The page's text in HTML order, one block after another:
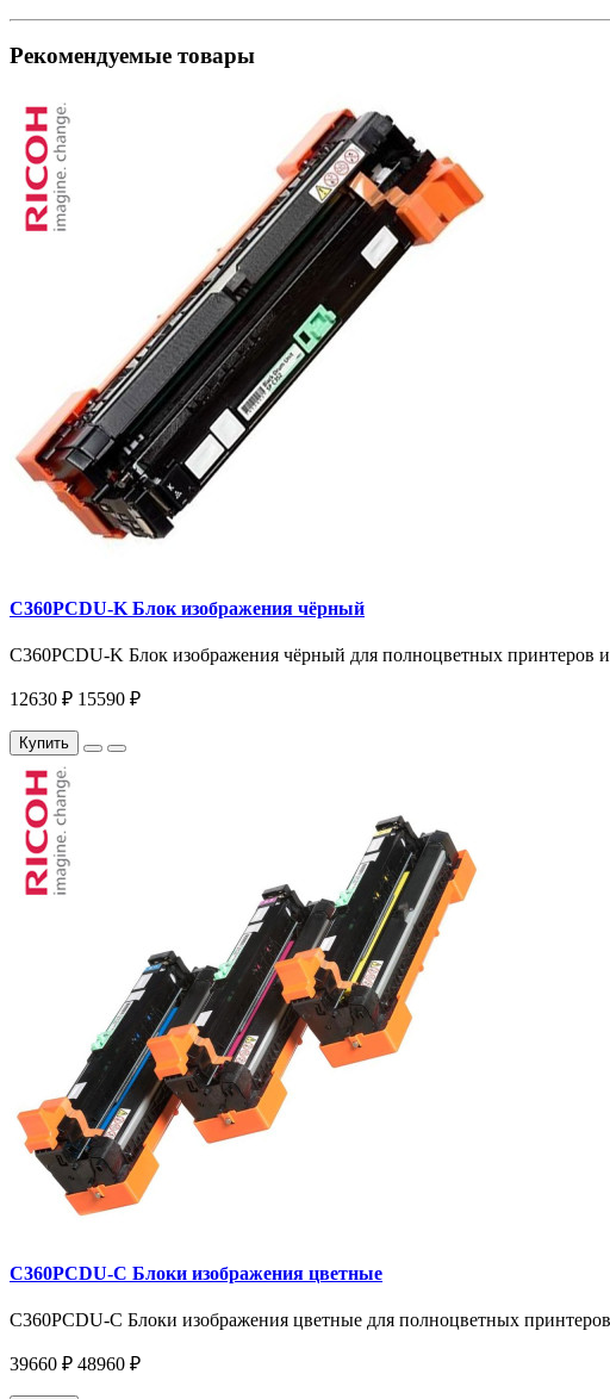
Рекомендуемые товары
C360PCDU-K Блок изображения чёрный
C360PCDU-K Блок изображения чёрный для полноцветных
12630 ₽ 15590 ₽
Купить
C360PCDU-С Блоки изображения цветные
C360PCDU-C Блоки изображения цветные для полноцветных
39660 ₽ 48960 ₽